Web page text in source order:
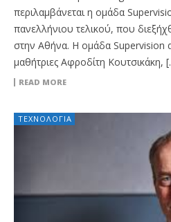
περιλαμβάνεται η ομάδα
πανελλήνιου τελικού, που
στην Αθήνα. Η ομάδα Supervision
μαθήτριες Αφροδίτη Κουτσικάκη,
READ MORE
ΤΕΧΝΟΛΟΓΊΑ